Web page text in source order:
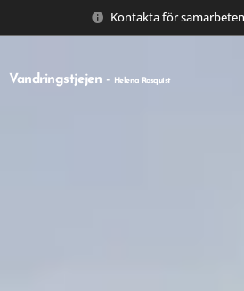
Kontakta för
Vandringstjejen - Helena Rosquist